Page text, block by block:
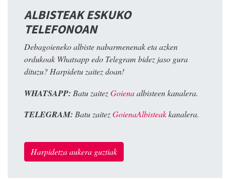
ALBISTEAK ESKUKO
TELEFONOAN
Debagoieneko albiste nabarmenenak eta azken
ordukoak Whatsapp edo Telegram bidez jaso gura
dituzu? Harpidetu zaitez doan!
WHATSAPP: Batu zaitezGoienaalbisteen kanalera.
TELEGRAM: Batu zaitezGoienaAlbisteakkanalera.
Harpidetza aukera guztiak